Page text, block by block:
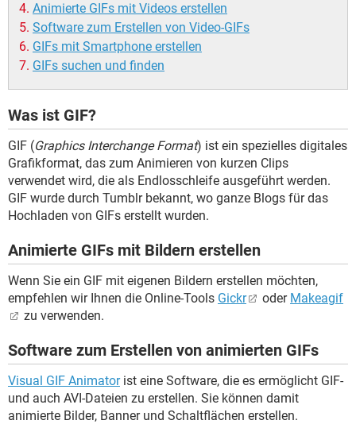
Animierte GIFs mit Videos erstellen
Software zum Erstellen von Video-GIFs
GIFs mit Smartphone erstellen
GIFs suchen und finden
Was ist GIF?
GIF (Graphics Interchange Format) ist ein spezielles digitales
Grafikformat, das zum Animieren von kurzen Clips
verwendet wird, die als Endlosschleife ausgeführt werden.
GIF wurde durch Tumblr bekannt, wo ganze Blogs für das
Hochladen von GIFs erstellt wurden.
Animierte GIFs mit Bildern erstellen
Wenn Sie ein GIF mit eigenen Bildern erstellen möchten,
empfehlen wir Ihnen die Online-Tools Gickr oder Makeagif
zu verwenden.
Software zum Erstellen von animierten GIFs
Visual GIF Animatorist eine Software, die es ermöglicht GIF-
und auch AVI-Dateien zu erstellen. Sie können damit
animierte Bilder, Banner und Schaltflächen erstellen.